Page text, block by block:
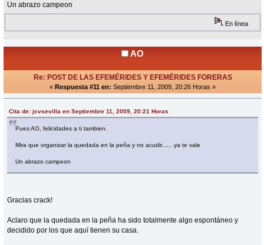
Un abrazo campeon
En línea
AO
Re: POST DE LAS EFEMÉRIDES Y EFEMÉRIDES FORERAS
« Respuesta #11 en: Septiembre 11, 2009, 20:26 Horas »
Cita de: jcvsevilla en Septiembre 11, 2009, 20:21 Horas
Pues AO, felicidades a ti tambien.
Mira que organizar la quedada en la peña y no acudir...... ya te vale
Un abrazo campeon
Gracias crack!
Aclaro que la quedada en la peña ha sido totalmente algo espontáneo y
decidido por los que aquí tienen su casa.